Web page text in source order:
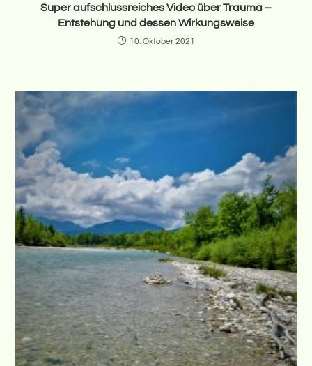
Super aufschlussreiches Video über Trauma –
Entstehung und dessen Wirkungsweise
10. Oktober 2021